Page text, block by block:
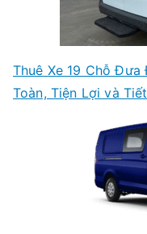
Thuê Xe 19 Chỗ Đưa
Toàn, Tiện Lợi và